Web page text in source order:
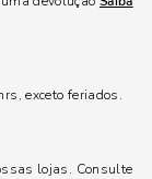
exceto feriados.
lojas. Consulte